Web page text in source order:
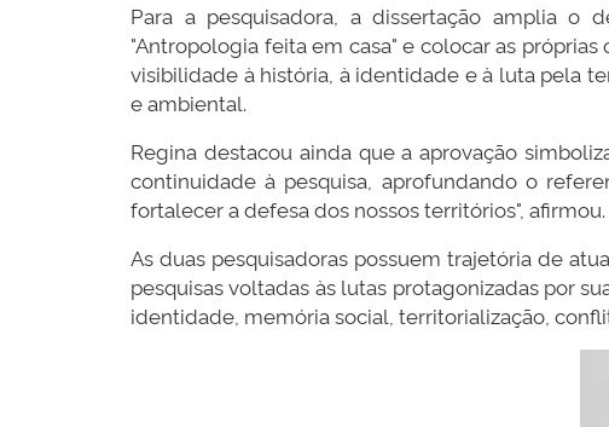
Para a pesquisadora, a dissertação amplia o
"Antropologia feita em casa" e colocar as
visibilidade à história, à identidade e à luta pela
e ambiental.
Regina destacou ainda que a aprovação
continuidade à pesquisa, aprofundando o
fortalecer a defesa dos nossos territórios", afirmou.
As duas pesquisadoras possuem trajetória de
pesquisas voltadas às lutas protagonizadas por
identidade, memória social, territorialização,